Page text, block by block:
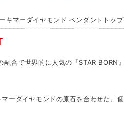
キマーダイヤモンド ペンダントトップ
融合で世界的に人気の『STAR BORN
ーダイヤモンドの原石を合わせた、